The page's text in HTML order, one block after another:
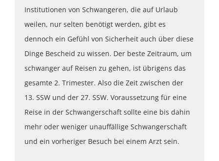
Institutionen von Schwangeren, die auf Urlaub
weilen, nur selten benötigt werden, gibt es
dennoch ein Gefühl von Sicherheit auch über diese
Dinge Bescheid zu wissen. Der beste Zeitraum, um
schwanger auf Reisen zu gehen, ist übrigens das
gesamte 2. Trimester. Also die Zeit zwischen der
13. SSW und der 27. SSW. Voraussetzung für eine
Reise in der Schwangerschaft sollte eine bis dahin
mehr oder weniger unauffällige Schwangerschaft
und ein vorheriger Besuch bei einem Arzt sein.